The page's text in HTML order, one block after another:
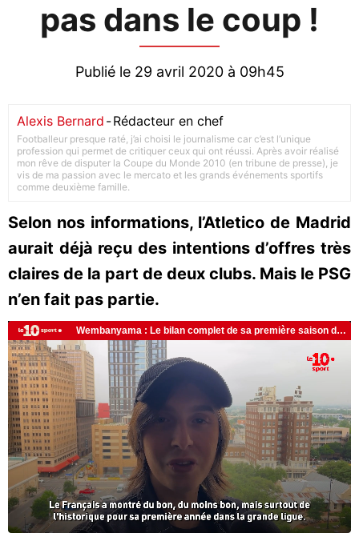
pas dans le coup !
Publié le 29 avril 2020 à 09h45
Alexis Bernard -Rédacteur en chef
Footballeur presque raté, j’ai choisi le journalisme car c’est l’unique
profession qui permet de critiquer ceux qui ont réussi. Après avoir réalisé
mon rêve de disputer la Coupe du Monde 2010 (en tribune de presse), je
vis de ma passion avec le mercato et les grands événements sportifs
comme deuxième famille.
Selon nos informations, l’Atletico de Madrid
aurait déjà reçu des intentions d’offres très
claires de la part de deux clubs. Mais le PSG
n’en fait pas partie.